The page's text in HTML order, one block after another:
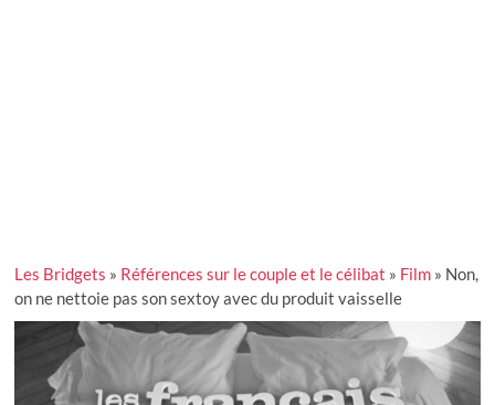
Les Bridgets » Références sur le couple et le célibat » Film » Non,
on ne nettoie pas son sextoy avec du produit vaisselle